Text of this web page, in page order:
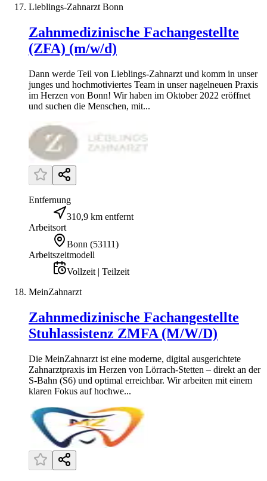
Lieblings-Zahnarzt Bonn
Zahnmedizinische Fachangestellte
(ZFA) (m/w/d)
Dann werde Teil von Lieblings-Zahnarzt und komm in unser
junges und hochmotiviertes Team in unser nagelneuen Praxis
im Herzen von Bonn! Wir haben im Oktober 2022 eröffnet
und suchen die Menschen, mit...
Entfernung
310,9 km entfernt
Arbeitsort
Bonn (53111)
Arbeitszeitmodell
Vollzeit | Teilzeit
MeinZahnarzt
Zahnmedizinische Fachangestellte
Stuhlassistenz ZMFA (M/W/D)
Die MeinZahnarzt ist eine moderne, digital ausgerichtete
Zahnarztpraxis im Herzen von Lörrach-Stetten – direkt an der
S-Bahn (S6) und optimal erreichbar. Wir arbeiten mit einem
klaren Fokus auf hochwe...